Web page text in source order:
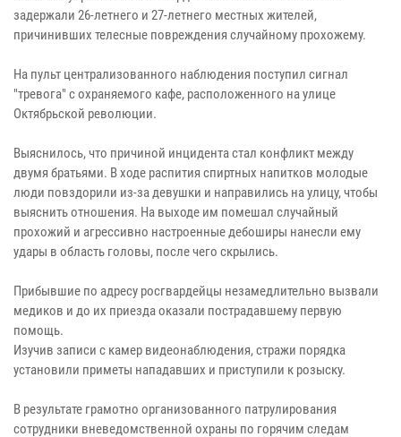
задержали 26-летнего и 27-летнего местных жителей,
причинивших телесные повреждения случайному прохожему.
На пульт централизованного наблюдения поступил сигнал
"тревога" с охраняемого кафе, расположенного на улице
Октябрьской революции.
Выяснилось, что причиной инцидента стал конфликт между
двумя братьями. В ходе распития спиртных напитков молодые
люди повздорили из-за девушки и направились на улицу, чтобы
выяснить отношения. На выходе им помешал случайный
прохожий и агрессивно настроенные дебоширы нанесли ему
удары в область головы, после чего скрылись.
Прибывшие по адресу росгвардейцы незамедлительно вызвали
медиков и до их приезда оказали пострадавшему первую
помощь.
Изучив записи с камер видеонаблюдения, стражи порядка
установили приметы нападавших и приступили к розыску.
В результате грамотно организованного патрулирования
сотрудники вневедомственной охраны по горячим следам